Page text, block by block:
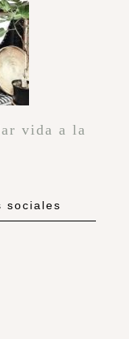
vida a la
sociales